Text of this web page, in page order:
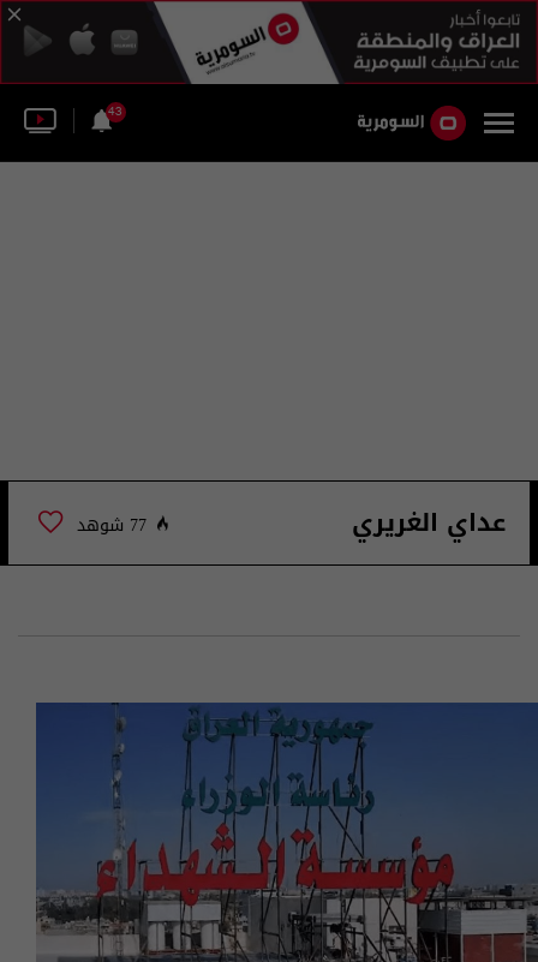
43
عداي الغريري 77 شوهد